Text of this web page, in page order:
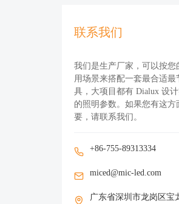
联系我们
我们是生产厂家，可以按您
用场景来搭配一套最合适最
具，大项目都有 Dialux 设
的照明参数。如果您有这方
要，请联系我们。
+86-755-89313334
miced@mic-led.com
广东省深圳市龙岗区宝